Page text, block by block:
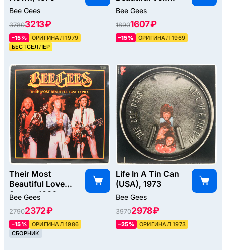
Bee Gees
37803213 ₽
–15%
ОРИГИНАЛ 1979
БЕСТСЕЛЛЕР
3, 1969
Bee Gees
18901607 ₽
–15% ОРИГИНАЛ 1969
Their Most
Beautiful Love
Songs, 1986
Bee Gees
27902372 ₽
–15%
ОРИГИНАЛ 1986
СБОРНИК
Life In A Tin Can
(USA), 1973
Bee Gees
39702978 ₽
–25% ОРИГИНАЛ 1973